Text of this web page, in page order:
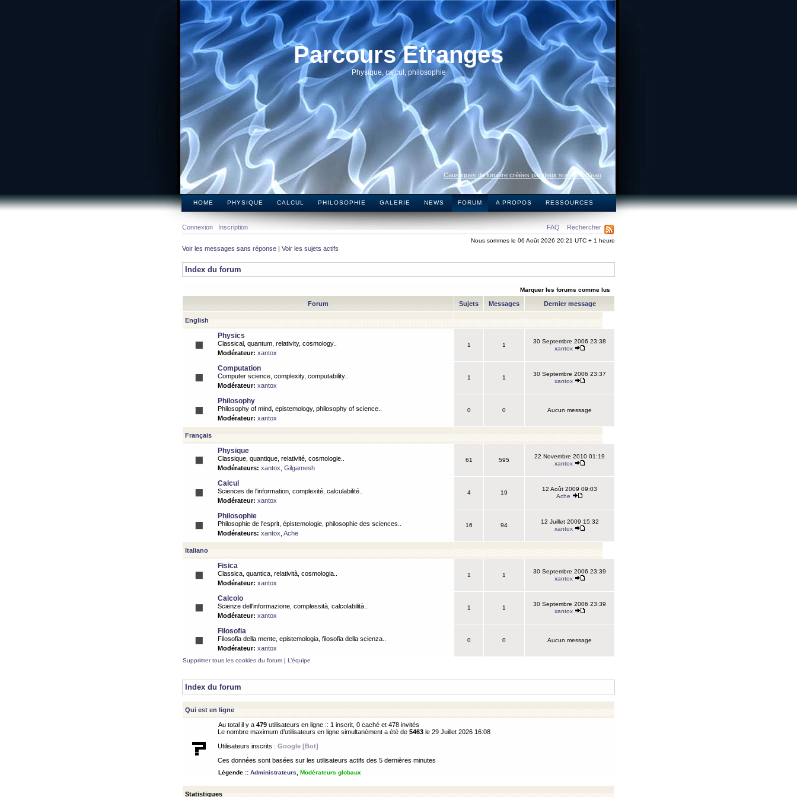
Parcours Etranges
Physique, calcul, philosophie
Caustiques de lumière créées par deux surfaces d’eau
HOME PHYSIQUE CALCUL PHILOSOPHIE GALERIE NEWS FORUM A PROPOS RESSOURCES
FAQ Rechercher
Connexion Inscription
Nous sommes le 06 Août 2026 20:21 UTC + 1 heure
Voir les messages sans réponse | Voir les sujets actifs
Index du forum
Marquer les forums comme lus
Forum Sujets Messages Dernier message
English
Physics
Classical, quantum, relativity, cosmology..
Modérateur: xantox
1 1
30 Septembre 2006 23:38
xantox
Computation
Computer science, complexity, computability..
Modérateur: xantox
1 1
30 Septembre 2006 23:37
xantox
Philosophy
Philosophy of mind, epistemology, philosophy of science..
Modérateur: xantox
0 0 Aucun message
Français
Physique
Classique, quantique, relativité, cosmologie..
Modérateurs: xantox Gilgamesh
61 595
22 Novembre 2010 01:19
xantox
Calcul
Sciences de l'information, complexité, calculabilité..
Modérateur: xantox
4 19
12 Août 2009 09:03
Ache
Philosophie
Philosophie de l'esprit, épistemologie, philosophie des sciences..
Modérateurs: xantox Ache
16 94
12 Juillet 2009 15:32
xantox
Italiano
Fisica
Classica, quantica, relatività, cosmologia..
Modérateur: xantox
1 1
30 Septembre 2006 23:39
xantox
Calcolo
Scienze dell'informazione, complessità, calcolabilità..
Modérateur: xantox
1 1
30 Septembre 2006 23:39
xantox
Filosofia
Filosofia della mente, epistemologia, filosofia della scienza..
Modérateur: xantox
0 0 Aucun message
Supprimer tous les cookies du forum | L’équipe
Index du forum
Qui est en ligne
Au total il y a 479 utilisateurs en ligne :: 1 inscrit, 0 caché et 478 invités
Le nombre maximum d’utilisateurs en ligne simultanément a été de 5463 le 29 Juillet 2026 16:08
Utilisateurs inscrits : Google [Bot]
Ces données sont basées sur les utilisateurs actifs des 5 dernières minutes
Légende :: Administrateurs Modérateurs globaux
Statistiques